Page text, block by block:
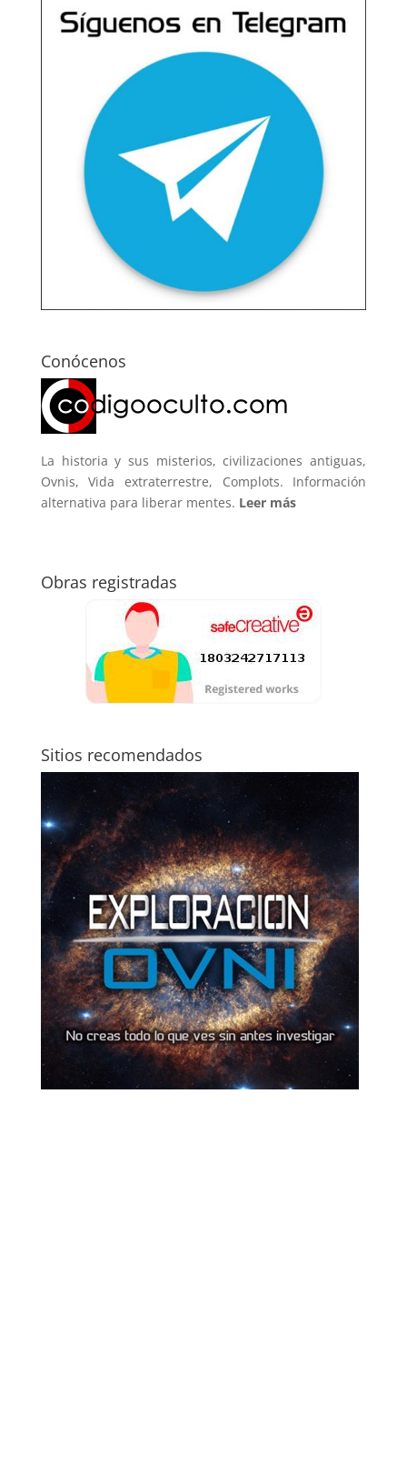
Conócenos
La historia y sus misterios, civilizaciones antiguas,
Ovnis, Vida extraterrestre, Complots. Información
alternativa para liberar mentes. Leer más
Obras registradas
Sitios recomendados